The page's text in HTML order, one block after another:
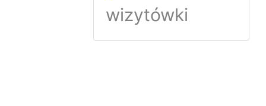
wizytówki